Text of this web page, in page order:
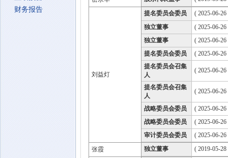
财务报告
刘益灯
提名委员会委员
( 2025-06-
独立董事
( 2025-06-
独立董事
( 2025-06-
提名委员会委员
( 2025-06-
提名委员会召集
人
( 2025-06-
提名委员会召集
人
( 2025-06-
战略委员会委员
( 2025-06-
战略委员会委员
( 2025-06-
审计委员会委员
( 2025-06-
张霞
独立董事 ( 2019-05-